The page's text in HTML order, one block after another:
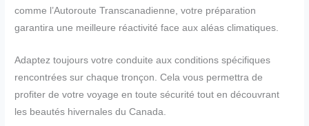
comme l’Autoroute Transcanadienne, votre préparation
garantira une meilleure réactivité face aux aléas climatiques.
Adaptez toujours votre conduite aux conditions spécifiques
rencontrées sur chaque tronçon. Cela vous permettra de
profiter de votre voyage en toute sécurité tout en découvrant
les beautés hivernales du Canada.